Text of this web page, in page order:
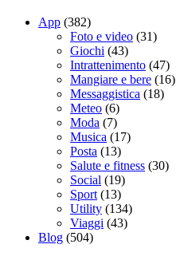
App (382)
Foto e video (31)
Giochi (43)
Intrattenimento (47)
Mangiare e bere (16)
Messaggistica (18)
Meteo (6)
Moda (7)
Musica (17)
Posta (13)
Salute e fitness (30)
Social (19)
Sport (13)
Utility (134)
Viaggi (43)
Blog (504)